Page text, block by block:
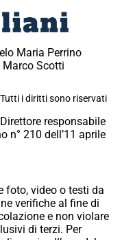
Maria Perrino
Marco Scotti
i diritti sono riservati
responsabile
n° 210 dell’11 aprile
foto, video o testi da
verifiche al fine di
e non violare
di terzi. Per